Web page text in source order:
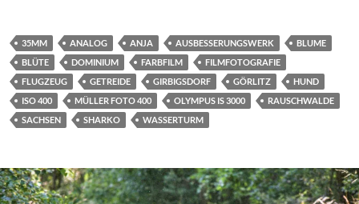
35MM ANALOG ANJA AUSBESSERUNGSWERK
BLUME
BLÜTE
DOMINIUM FARBFILM
FILMFOTOGRAFIE
FLUGZEUG
GETREIDE GIRBIGSDORF GÖRLITZ
HUND
ISO 400
MÜLLER FOTO 400 OLYMPUS IS 3000
RAUSCHWALDE
SACHSEN
SHARKO WASSERTURM